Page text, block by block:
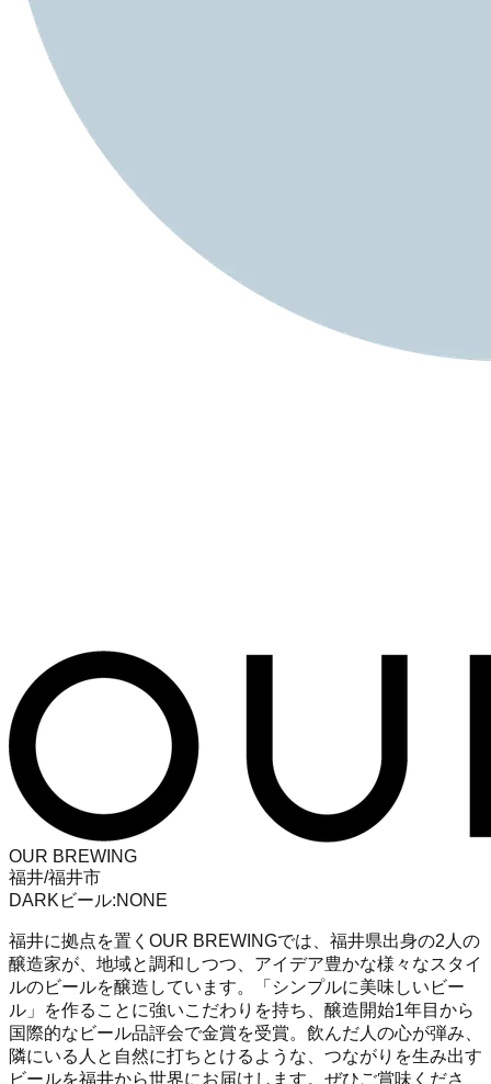
OUR BREWING
福井/福井市
DARK ビール:NONE
福井に拠点を置くOUR BREWINGでは、福井県出身の2人の
醸造家が、地域と調和しつつ、アイデア豊かな様々なスタイ
ルのビールを醸造しています。「シンプルに美味しいビー
ル」を作ることに強いこだわりを持ち、醸造開始1年目から
国際的なビール品評会で金賞を受賞。飲んだ人の心が弾み、
隣にいる人と自然に打ちとけるような、つながりを生み出す
ビールを福井から世界にお届けします。ぜひご賞味くださ